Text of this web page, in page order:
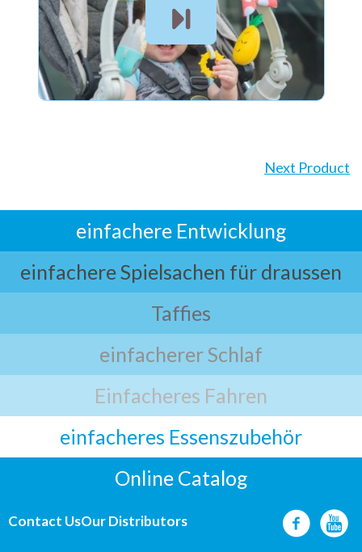
Next Product
einfachere Entwicklung
einfachere Spielsachen für draussen
Taffies
einfacherer Schlaf
Einfacheres Fahren
einfacheres Essenszubehör
Online Catalog
Contact UsOur Distributors